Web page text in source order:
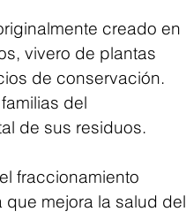
creado en
vivero de plantas
de conservación.
del
de sus residuos.
fraccionamiento
mejora la salud del